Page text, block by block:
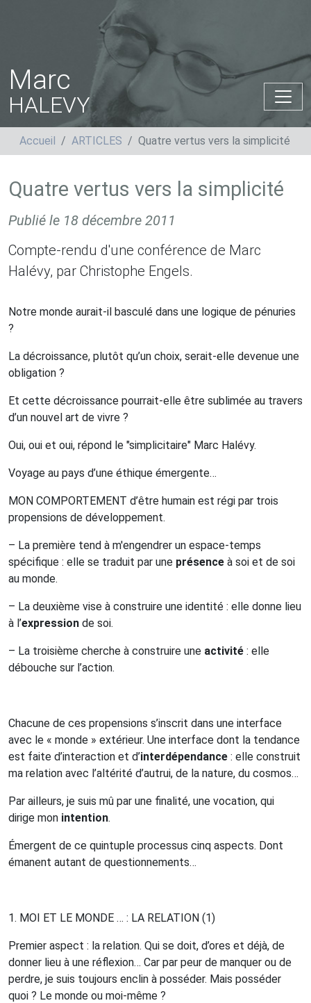
Marc
HALEVY
Accueil ARTICLES Quatre vertus vers la simplicité
Quatre vertus vers la simplicité
Publié le 18 décembre 2011
Compte-rendu d'une conférence de Marc
Halévy, par Christophe Engels.
Notre monde aurait-il basculé dans une logique de pénuries
?
La décroissance, plutôt qu’un choix, serait-elle devenue une
obligation ?
Et cette décroissance pourrait-elle être sublimée au travers
d’un nouvel art de vivre ?
Oui, oui et oui, répond le "simplicitaire" Marc Halévy.
Voyage au pays d’une éthique émergente…
MON COMPORTEMENT d’être humain est régi par trois
propensions de développement.
– La première tend à m'engendrer un espace-temps
spécifique : elle se traduit par une présence à soi et de soi
au monde.
– La deuxième vise à construire une identité : elle donne lieu
à l’expression de soi.
– La troisième cherche à construire une activité : elle
débouche sur l’action.
Chacune de ces propensions s’inscrit dans une interface
avec le « monde » extérieur. Une interface dont la tendance
est faite d’interaction et d’interdépendance : elle construit
ma relation avec l’altérité d’autrui, de la nature, du cosmos…
Par ailleurs, je suis mû par une finalité, une vocation, qui
dirige mon intention.
Émergent de ce quintuple processus cinq aspects. Dont
émanent autant de questionnements…
1. MOI ET LE MONDE … : LA RELATION (1)
Premier aspect : la relation. Qui se doit, d’ores et déjà, de
donner lieu à une réflexion… Car par peur de manquer ou de
perdre, je suis toujours enclin à posséder. Mais posséder
quoi ? Le monde ou moi-même ?